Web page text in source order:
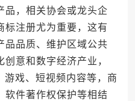
品，相关协会或龙头企
标注册尤为重要，这有
品品质、维护区域公共
意和数字经济产业，
戏、短视频内容等，商
软件著作权保护等相结